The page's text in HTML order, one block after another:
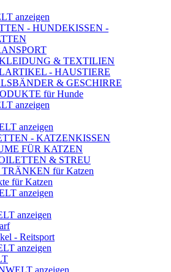
anzeigen
- HUNDEKISSEN -
& TEXTILIEN
- HAUSTIERE
& GESCHIRRE
für Hunde
anzeigen
anzeigen
- KATZENKISSEN
FÜR KATZEN
& STREU
für Katzen
für Katzen
anzeigen
anzeigen
- Reitsport
anzeigen
anzeigen